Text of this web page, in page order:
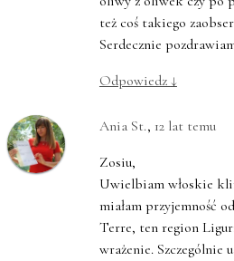
też coś takiego
Serdecznie
Odpowiedz ↓
Ania St., 12 lat temu
Zosiu,
Uwielbiam włoskie
miałam przyjemność
Terre, ten region
wrażenie. Szczególnie